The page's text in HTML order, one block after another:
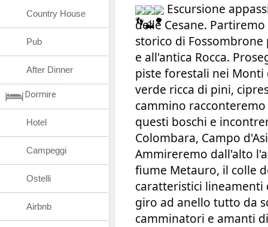
Escursione
delle Cesane.
storico di
e all'antica Rocca.
piste forestali nei Monti
verde ricca di pini,
cammino
questi boschi e
Colombara, Campo
Ammireremo dall'alto
fiume Metauro, il colle
caratteristici lineamenti
giro ad anello tutto da
camminatori e amanti
Country House
Pub
After Dinner
Dormire
Hotel
Campeggi
Ostelli
Airbnb